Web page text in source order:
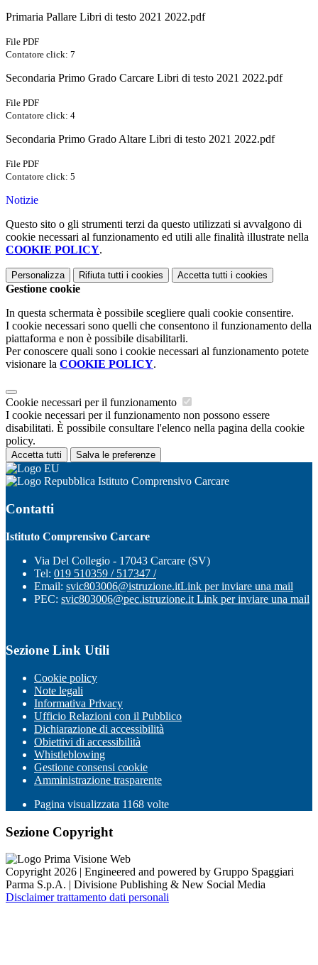
Primaria Pallare Libri di testo 2021 2022.pdf
File PDF
Contatore click: 7
Secondaria Primo Grado Carcare Libri di testo 2021 2022.pdf
File PDF
Contatore click: 4
Secondaria Primo Grado Altare Libri di testo 2021 2022.pdf
File PDF
Contatore click: 5
Notizie
Questo sito o gli strumenti terzi da questo utilizzati si avvalgono di
cookie necessari al funzionamento ed utili alle finalità illustrate nella
COOKIE POLICY.
Personalizza Rifiuta tutti i cookies Accetta tutti i cookies
Gestione cookie
In questa schermata è possibile scegliere quali cookie consentire.
I cookie necessari sono quelli che consentono il funzionamento della
piattaforma e non è possibile disabilitarli.
Per conoscere quali sono i cookie necessari al funzionamento potete
visionare la COOKIE POLICY.
Cookie necessari per il funzionamento
I cookie necessari per il funzionamento non possono essere
disabilitati. È possibile consultare l'elenco nella pagina della cookie
policy.
Accetta tutti Salva le preferenze
Istituto Comprensivo Carcare
Contatti
Istituto Comprensivo Carcare
Via Del Collegio - 17043 Carcare (SV)
Tel: 019 510359 / 517347 /
Email: svic803006@istruzione.itLink per inviare una mail
PEC: svic803006@pec.istruzione.it Link per inviare una mail
Sezione Link Utili
Cookie policy
Note legali
Informativa Privacy
Ufficio Relazioni con il Pubblico
Dichiarazione di accessibilità
Obiettivi di accessibilità
Whistleblowing
Gestione consensi cookie
Amministrazione trasparente
Pagina visualizzata 1168 volte
Sezione Copyright
Copyright 2026 | Engineered and powered by Gruppo Spaggiari
Parma S.p.A. | Divisione Publishing & New Social Media
Disclaimer trattamento dati personali